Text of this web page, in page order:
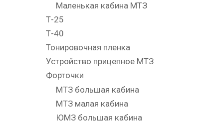
Маленькая кабина МТЗ
Т-25
Т-40
Тонировочная пленка
Устройство прицепное МТЗ
Форточки
МТЗ большая кабина
МТЗ малая кабина
ЮМЗ большая кабина